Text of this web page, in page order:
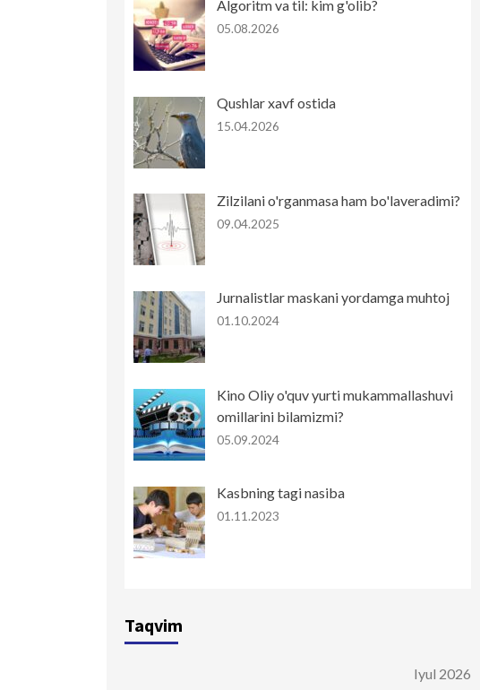
Algoritm va til: kim g'olib?
05.08.2026
Qushlar xavf ostida
15.04.2026
Zilzilani o'rganmasa ham bo'laveradimi?
09.04.2025
Jurnalistlar maskani yordamga muhtoj
01.10.2024
Kino Oliy o'quv yurti mukammallashuvi
omillarini bilamizmi?
05.09.2024
Kasbning tagi nasiba
01.11.2023
Taqvim
Iyul 2026